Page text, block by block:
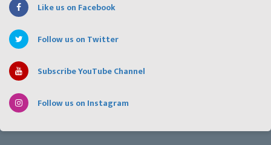
Like us on Facebook
Follow us on Twitter
Subscribe YouTube Channel
Follow us on Instagram